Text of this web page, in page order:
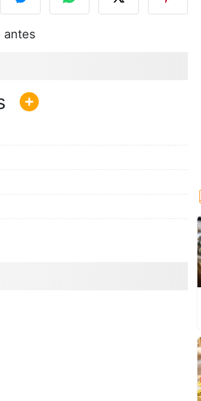
antes